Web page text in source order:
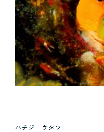
ハチジョウタツ